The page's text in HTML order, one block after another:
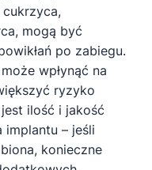
cukrzyca,
mogą być
po zabiegu.
wpłynąć na
ryzyko
ilość i jakość
implantu – jeśli
konieczne